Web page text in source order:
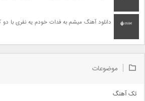
دانلود آهنگ میشم به فدات خودم یه نفری با دو
موضوعات
تک آهنگ